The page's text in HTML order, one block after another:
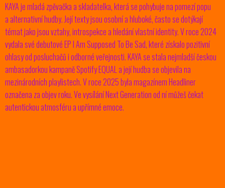
KAYA je mladá zpěvačka a skladatelka, která se pohybuje na pomezí popu
a alternativní hudby. Její texty jsou osobní a hluboké, často se dotýkají
témat jako jsou vztahy, introspekce a hledání vlastní identity. V roce 2024
vydala své debutové EPI Am Supposed To Be Sad, které získalo pozitivní
ohlasy od posluchačů i odborné veřejnosti. KAYA se stala nejmladší českou
ambasadorkou kampaně Spotify EQUAL a její hudba se objevila na
mezinárodních playlistech. V roce 2025 byla magazínem Headliner
označena za objev roku. Ve vysíláníNext Generationod ní můžeš čekat
autentickou atmosféru a upřímné emoce.